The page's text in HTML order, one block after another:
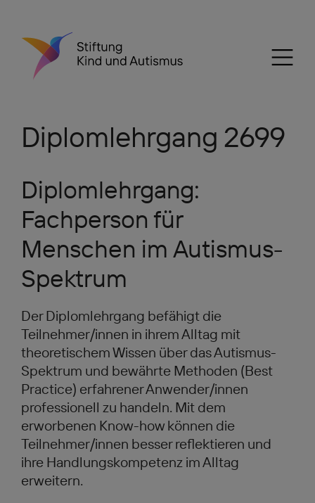
Diplomlehrgang 2699
Diplomlehrgang:
Fachperson für
Menschen im Autismus-
Spektrum
Der Diplomlehrgang befähigt die
Teilnehmer/innen in ihrem Alltag mit
theoretischem Wissen über das Autismus-
Spektrum und bewährte Methoden (Best
Practice) erfahrener Anwender/innen
professionell zu handeln. Mit dem
erworbenen Know-how können die
Teilnehmer/innen besser reflektieren und
ihre Handlungskompetenz im Alltag
erweitern.